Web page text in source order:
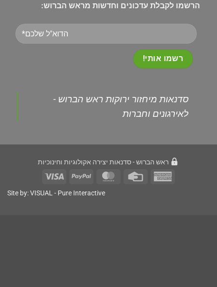
הרשמו לקבלת עדכונים וחדשות מראש הברוש:
Please
leave
‏סדנאות מיחזור ירוקות ראש הברוש -
לאירגונים וחברות‏
ראש הברוש - סדנאות יצירה אקולוגיות וחינוכיות
Site by:VISUAL- Pure Interactive